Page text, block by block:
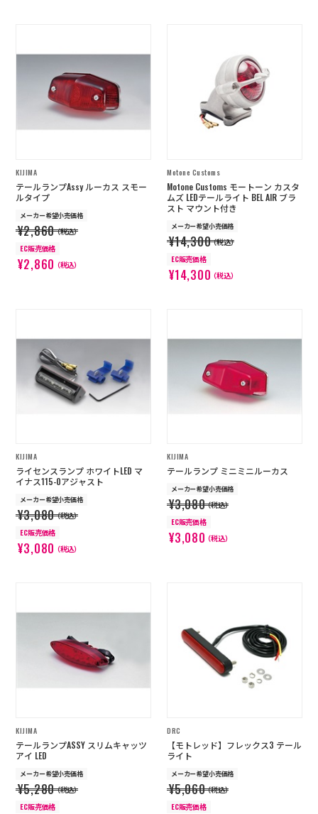
KIJIMA
テールランプAssy ルーカス スモー
ルタイプ
メーカー希望小売価格
¥2,860（税込）
EC販売価格
¥2,860（税込）
Motone Customs
Motone Customs モートーン カスタ
ムズ LEDテールライト BEL AIR ブラ
スト マウント付き
メーカー希望小売価格
¥14,300（税込）
EC販売価格
¥14,300（税込）
KIJIMA
ライセンスランプ ホワイトLED マ
イナス115-0アジャスト
メーカー希望小売価格
¥3,080（税込）
EC販売価格
¥3,080（税込）
KIJIMA
テールランプ ミニミニルーカス
メーカー希望小売価格
¥3,080（税込）
EC販売価格
¥3,080（税込）
KIJIMA
テールランプASSY スリムキャッツ
アイ LED
メーカー希望小売価格
¥5,280（税込）
EC販売価格
DRC
【モトレッド】フレックス3 テール
ライト
メーカー希望小売価格
¥5,060（税込）
EC販売価格